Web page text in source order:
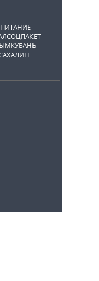
СОЦПАКЕТ
КУБАНЬ